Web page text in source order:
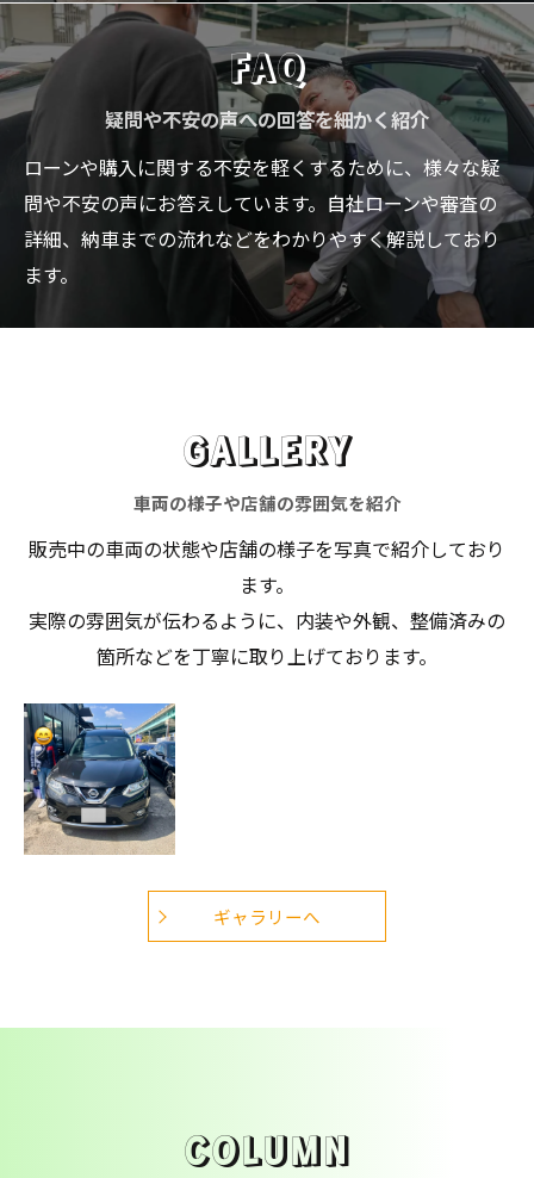
FAQ
疑問や不安の声への回答を細かく紹介
ローンや購入に関する不安を軽くするために、様々な疑
問や不安の声にお答えしています。自社ローンや審査の
詳細、納車までの流れなどをわかりやすく解説しており
ます。
車両の様子や店舗の雰囲気を紹介
GALLERY
販売中の車両の状態や店舗の様子を写真で紹介しており
ます。
実際の雰囲気が伝わるように、内装や外観、整備済みの
箇所などを丁寧に取り上げております。
ギャラリーへ
COLUMN
お問い合わせはこちら